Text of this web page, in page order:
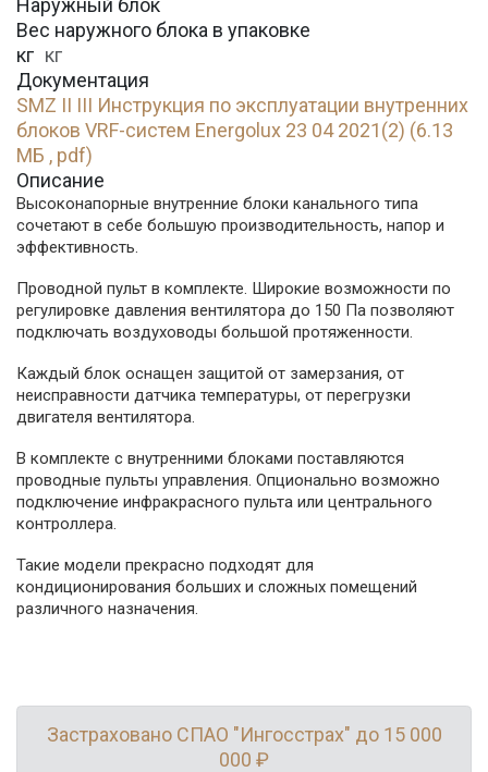
Наружный блок
Вес наружного блока в упаковке
кг кг
Документация
SMZ II III Инструкция по эксплуатации внутренних
блоков VRF-систем Energolux 23 04 2021(2) (6.13
МБ , pdf)
Описание
Высоконапорные внутренние блоки канального типа
сочетают в себе большую производительность, напор и
эффективность.
Проводной пульт в комплекте. Широкие возможности по
регулировке давления вентилятора до 150 Па позволяют
подключать воздуховоды большой протяженности.
Каждый блок оснащен защитой от замерзания, от
неисправности датчика температуры, от перегрузки
двигателя вентилятора.
В комплекте с внутренними блоками поставляются
проводные пульты управления. Опционально возможно
подключение инфракрасного пульта или центрального
контроллера.
Такие модели прекрасно подходят для
кондиционирования больших и сложных помещений
различного назначения.
Застраховано СПАО "Ингосстрах" до 15 000
000 ₽